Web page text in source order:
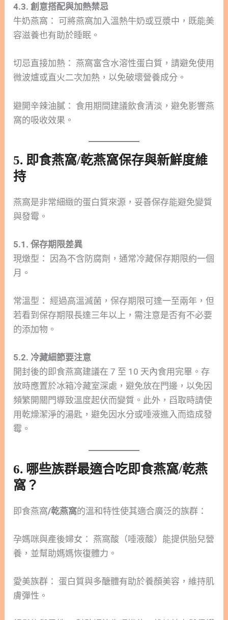
4.3. 創意搭配與加熱禁忌
牛奶燕窩： 可將燕窩加入溫熱牛奶或豆漿中，既能美
容滋養也有助於睡眠。
切忌直接加熱： 燕窩富含水溶性蛋白質，請避免使用
微波爐或直火二次加熱，以免破壞營養成分。
避開辛辣油膩： 食用期間建議飲食清淡，避免影響燕
窩的吸收效果。
5. 即食燕窩/乾燕窩保存與新鮮度維
持
燕窩是非常細緻的蛋白質來源，妥善保存能避免變質
與發霉。
5.1. 保存期限差異
現燉型： 因為不含防腐劑，通常冷藏保存期限約一個
月。
常溫型： 經過高溫滅菌，保存期限可達一至兩年，但
若看到保存期限長達三年以上，需注意是否有不必要
的添加物。
5.2. 冷藏細節要注意
開封後的即食燕窩建議在 7 至 10 天內食用完畢。存
放時應置於冰箱冷藏室深處，避免放在門邊，以免因
頻繁開關門導致溫度起伏而變質。此外，舀取時請使
用乾燥潔淨的湯匙，避免因水分或唾液進入而造成發
霉。
6. 哪些族群最適合吃即食燕窩/乾燕
窩？
即食燕窩/乾燕窩的溫和特性使其適合廣泛的族群：
孕媽咪與產後婦女： 燕窩酸（唾液酸）能提供胎兒營
養，並幫助媽媽恢復體力。
愛美族群： 蛋白質與多醣體有助於養顏美容，維持肌
膚彈性。